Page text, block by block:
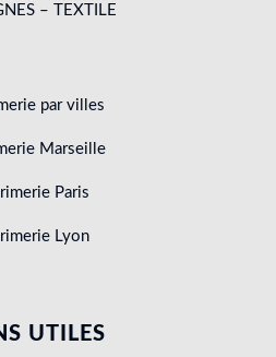
– TEXTILE
par villes
Marseille
Paris
Lyon
UTILES